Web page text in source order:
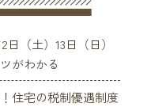
日（土）13日（日）
がわかる
住宅の税制優遇制度